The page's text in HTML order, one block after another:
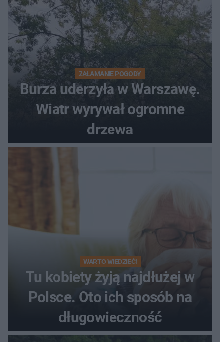
ZAŁAMANIE POGODY
Burza uderzyła w Warszawę.
Wiatr wyrywał ogromne
drzewa
WARTO WIEDZIEĆ!
Tu kobiety żyją najdłużej w
Polsce. Oto ich sposób na
długowieczność